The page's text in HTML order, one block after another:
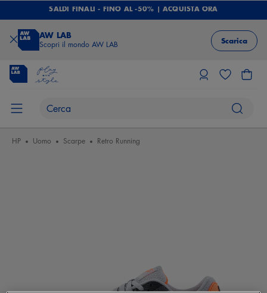
SALDI FINALI - FINO AL -50% | ACQUISTA ORA
AW LAB
Scopri il mondo AW LAB Scarica
HP Uomo Scarpe Retro Running